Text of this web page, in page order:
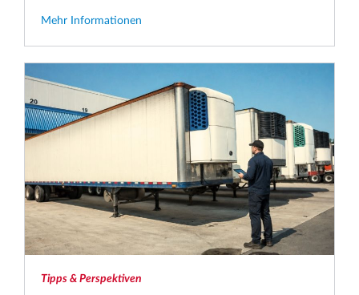
Mehr Informationen
Tipps & Perspektiven